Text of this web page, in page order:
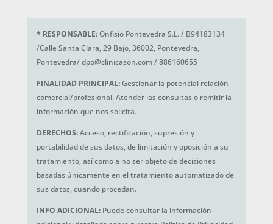
* RESPONSABLE:Onfisio Pontevedra S.L. / B94183134
/Calle Santa Clara, 29 Bajo, 36002, Pontevedra,
Pontevedra/ dpo@clinicason.com / 886160655
FINALIDAD PRINCIPAL:Gestionar la potencial relación
comercial/profesional. Atender las consultas o remitir la
información que nos solicita.
DERECHOS:Acceso, rectificación, supresión y
portabilidad de sus datos, de limitación y oposición a su
tratamiento, así como a no ser objeto de decisiones
basadas únicamente en el tratamiento automatizado de
sus datos, cuando procedan.
INFO ADICIONAL: Puede consultar la información